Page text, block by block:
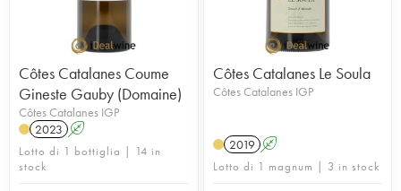
Côtes Catalanes Coume
Gineste Gauby (Domaine)
Côtes Catalanes IGP
2023 A
Lotto di 1 bottiglia | 14 in
stock
Côtes Catalanes Le Soula
Côtes Catalanes IGP
2019 A
Lotto di 1 magnum | 3 in stock